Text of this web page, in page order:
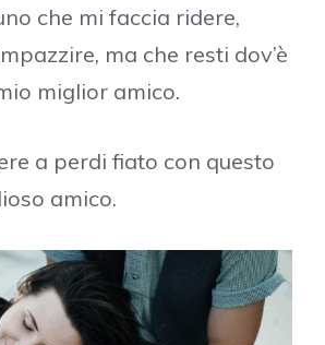
che mi faccia ridere,
ma che resti dov’è
miglior amico.
a perdi fiato con questo
amico.